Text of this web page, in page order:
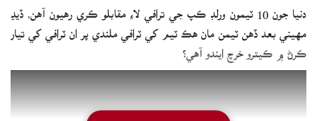
دنيا جون 10 ٽيمون ورلڊ ڪپ جي ترافي لاءِ مقابلو ڪري رهيون آهن، ڏيڍ
مهيني بعد ڏهن ٽيمن مان هڪ ٽيم کي ٽرافي ملندي پر ان ٽرافي کي تيار
ڪرڻ ۾ ڪيترو خرچ ايندو آهي؟